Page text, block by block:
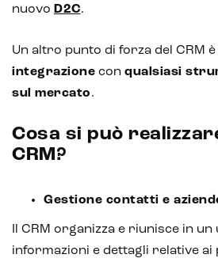
nuovo D2C.
Un altro punto di forza del CRM
integrazione con qualsiasi
sul mercato.
Cosa si può
CRM?
Gestione contatti e
Il CRM organizza e riunisce in
informazioni e dettagli relative